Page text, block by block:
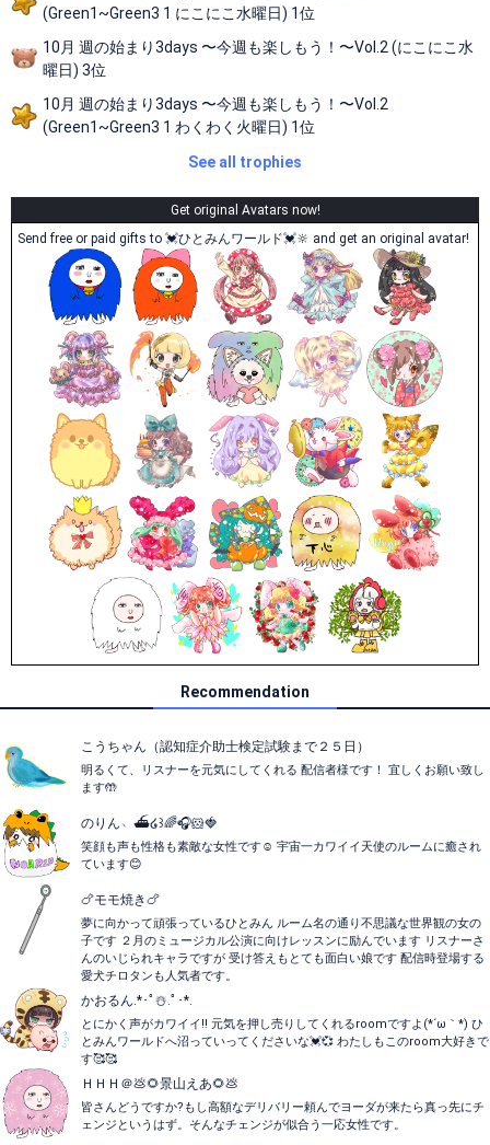
(Green1~Green3 1 にこにこ水曜日) 1位
10月 週の始まり3days 〜今週も楽しもう！〜Vol.2 (にこにこ水
曜日) 3位
10月 週の始まり3days 〜今週も楽しもう！〜Vol.2
(Green1~Green3 1 わくわく火曜日) 1位
See all trophies
Get original Avatars now!
Send free or paid gifts to 💓ひとみんワールド💓🔆 and get an original avatar!
Recommendation
こうちゃん（認知症介助士検定試験まで２５日）
明るくて、リスナーを元気にしてくれる 配信者様です！ 宜しくお願い致し
ます🤲
のりん﹆⛴໒꒱🌈🎧🐹🍓
笑顔も声も性格も素敵な女性です☺️ 宇宙一カワイイ天使のルームに癒され
ています😊
🍗モモ焼き🍗
夢に向かって頑張っているひとみん ルーム名の通り不思議な世界観の女の
子です ２月のミュージカル公演に向けレッスンに励んでいます リスナーさ
んのいじられキャラですが 受け答えもとても面白い娘です 配信時登場する
愛犬チロタンも人気者です。
かおるん.*･ﾟ☃️.ﾟ･*.
とにかく声がカワイイ‼️ 元気を押し売りしてくれるroomですよ(*´ω｀*) ひ
とみんワールドへ沼っていってくださいな💓💞 わたしもこのroom大好きで
す🥰🥰
ＨＨＨ＠💩🌻景山えあ🌻💩
皆さんどうですか?もし高額なデリバリー頼んでヨーダが来たら真っ先にチ
ェンジというはず。そんなチェンジが似合う一応女性です。